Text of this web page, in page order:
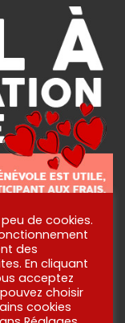
bancaire ne
sur ce que nous
de cookies.
des
En cliquant
acceptez
choisir
cookies